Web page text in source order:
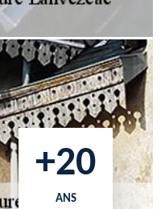
+20
ANS